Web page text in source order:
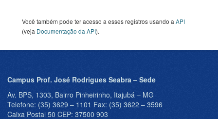
Você também pode ter acesso a esses registros usando a API
(veja Documentação da API).
Campus Prof. José Rodrigues Seabra – Sede
Av. BPS, 1303, Bairro Pinheirinho, Itajubá – MG
Telefone: (35) 3629 – 1101 Fax: (35) 3622 – 3596
Caixa Postal 50 CEP: 37500 903